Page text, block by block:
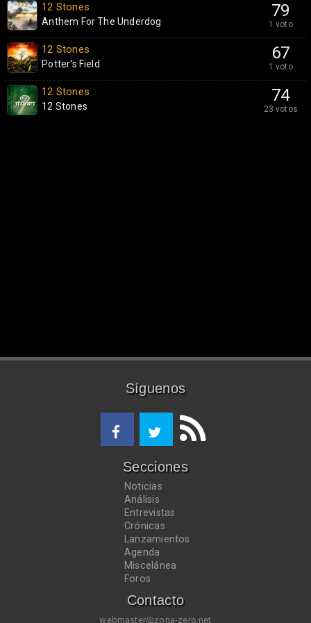
79
1 voto
12 Stones
Anthem For The Underdog
67
1 voto
12 Stones
Potter's Field
74
23 votos
12 Stones
12 Stones
Síguenos
Secciones
Noticias
Análisis
Entrevistas
Crónicas
Lanzamientos
Agenda
Miscelánea
Foros
Contacto
webmaster@zona-zero.net